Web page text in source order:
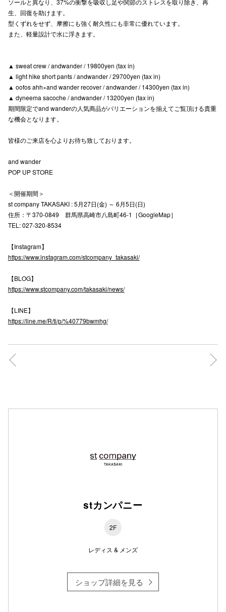
ソールと異なり、37%の衝撃を吸収し足や関節のストレスを取り除き、再
生、回復を助けます。
型くずれをせず、摩擦にも強く耐久性にも非常に優れています。
また、軽量設計で水に浮きます。
▲ sweat crew / andwander / 19800yen (tax in)
▲ light hike short pants / andwander / 29700yen (tax in)
▲ oofos ahh×and wander recover / andwander / 14300yen (tax in)
▲ dyneema sacoche / andwander / 13200yen (tax in)
期間限定でand wanderの人気商品がバリエーションを揃えてご覧頂ける貴重
な機会となります。
皆様のご来店を心よりお待ち致しております。
and wander
POP UP STORE
＜開催期間＞
st company TAKASAKI : 5月27日(金) ～ 6月5日(日)
住所：〒370-0849 群馬県高崎市八島町46-1［GoogleMap］
TEL: 027-320-8534
【Instagram】
https://www.instagram.com/stcompany_takasaki/
【BLOG】
https://www.stcompany.com/takasaki/news/
【LINE】
https://line.me/R/ti/p/%40779bwmhg/
stカンパニー
2F
レディス & メンズ
ショップ詳細を見る
キャナルシ
横浜ビ